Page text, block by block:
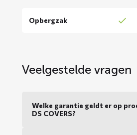
Opbergzak
Veelgestelde vragen
Welke garantie geldt er op
DS COVERS?